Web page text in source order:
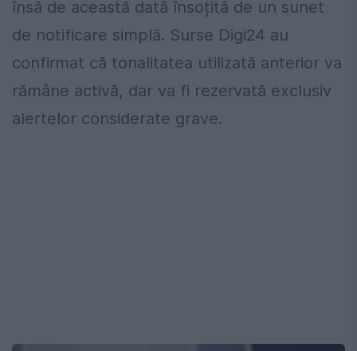
însă de această dată însoțită de un sunet
de notificare simplă. Surse Digi24 au
confirmat că tonalitatea utilizată anterior va
rămâne activă, dar va fi rezervată exclusiv
alertelor considerate grave.